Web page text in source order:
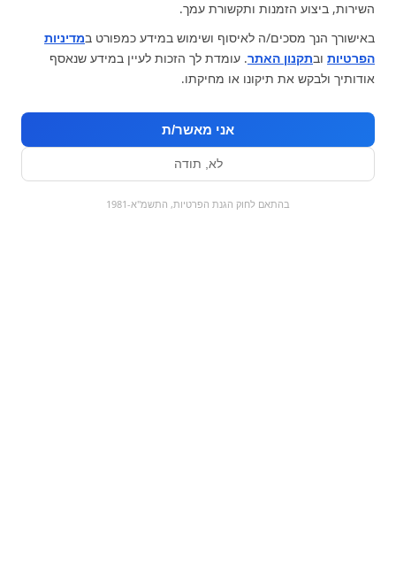
כל המוצרים
0
הקניות שלי מבצעים
השירות, ביצוע הזמנות ותקשורת עמך.
באישורך הנך מסכים/ה לאיסוף ושימוש במידע כמפורט במדיניות
הפרטיות ובתקנון האתר. עומדת לך הזכות לעיין במידע שנאסף
אודותיך ולבקש את תיקונו או מחיקתו.
אני מאשר/ת
לא, תודה
בהתאם לחוק הגנת הפרטיות, התשמ"א-1981